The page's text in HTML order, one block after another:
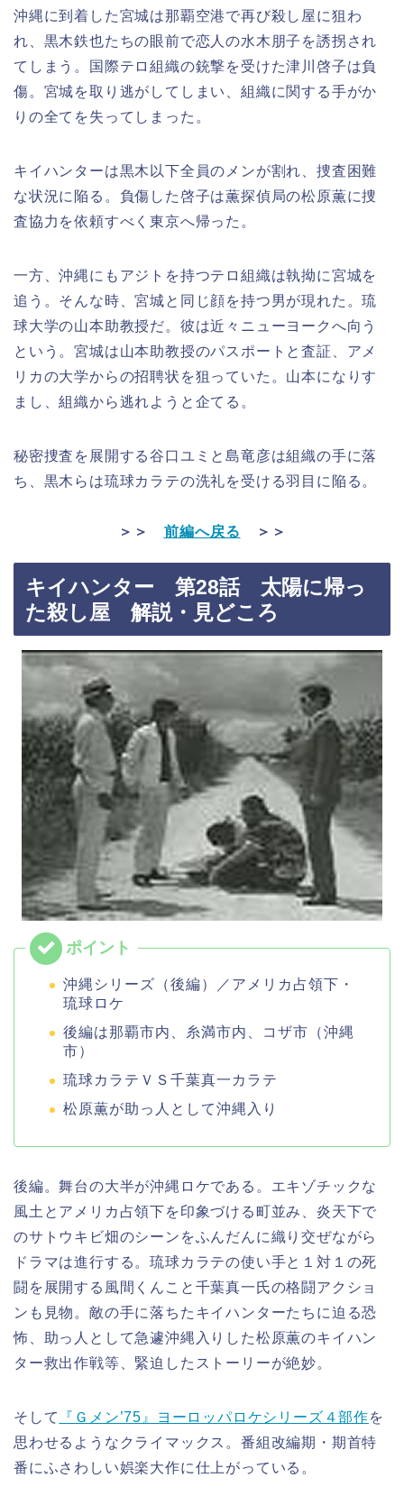
沖縄に到着した宮城は那覇空港で再び殺し屋に狙わ
れ、黒木鉄也たちの眼前で恋人の水木朋子を誘拐され
てしまう。国際テロ組織の銃撃を受けた津川啓子は負
傷。宮城を取り逃がしてしまい、組織に関する手がか
りの全てを失ってしまった。
キイハンターは黒木以下全員のメンが割れ、捜査困難
な状況に陥る。負傷した啓子は薫探偵局の松原薫に捜
査協力を依頼すべく東京へ帰った。
一方、沖縄にもアジトを持つテロ組織は執拗に宮城を
追う。そんな時、宮城と同じ顔を持つ男が現れた。琉
球大学の山本助教授だ。彼は近々ニューヨークへ向う
という。宮城は山本助教授のパスポートと査証、アメ
リカの大学からの招聘状を狙っていた。山本になりす
まし、組織から逃れようと企てる。
秘密捜査を展開する谷口ユミと島竜彦は組織の手に落
ち、黒木らは琉球カラテの洗礼を受ける羽目に陥る。
＞＞ 前編へ戻る ＞＞
キイハンター 第28話 太陽に帰っ
た殺し屋 解説・見どころ
沖縄シリーズ（後編）／アメリカ占領下・
琉球ロケ
後編は那覇市内、糸満市内、コザ市（沖縄
市）
琉球カラテＶＳ千葉真一カラテ
松原薫が助っ人として沖縄入り
後編。舞台の大半が沖縄ロケである。エキゾチックな
風土とアメリカ占領下を印象づける町並み、炎天下で
のサトウキビ畑のシーンをふんだんに織り交ぜながら
ドラマは進行する。琉球カラテの使い手と１対１の死
闘を展開する風間くんこと千葉真一氏の格闘アクショ
ンも見物。敵の手に落ちたキイハンターたちに迫る恐
怖、助っ人として急遽沖縄入りした松原薫のキイハン
ター救出作戦等、緊迫したストーリーが絶妙。
そして 『Ｇメン’75』ヨーロッパロケシリーズ４部作を
思わせるようなクライマックス。番組改編期・期首特
番にふさわしい娯楽大作に仕上がっている。